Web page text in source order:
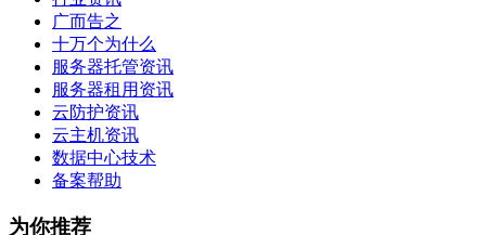
广而告之
十万个为什么
服务器托管资讯
服务器租用资讯
云防护资讯
云主机资讯
数据中心技术
备案帮助
为你推荐